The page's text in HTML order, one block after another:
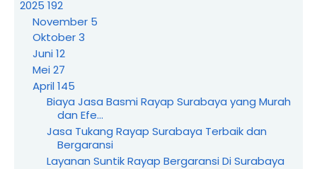
2025 192
November 5
Oktober3
Juni12
Mei27
April145
Biaya Jasa Basmi Rayap Surabaya yang Murah
dan Efe...
Jasa Tukang Rayap Surabaya Terbaik dan
Bergaransi
Layanan Suntik Rayap Bergaransi Di Surabaya